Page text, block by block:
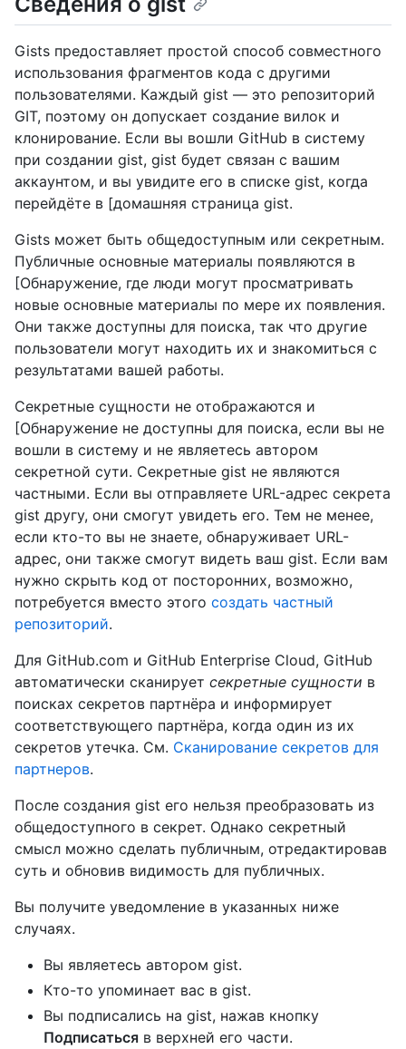
Gists предоставляет простой способ совместного
использования фрагментов кода с другими
пользователями. Каждый gist — это репозиторий
GIT, поэтому он допускает создание вилок и
клонирование. Если вы вошли GitHub в систему
при создании gist, gist будет связан с вашим
аккаунтом, и вы увидите его в списке gist, когда
перейдёте в [домашняя страница gist.
Gists может быть общедоступным или секретным.
Публичные основные материалы появляются в
[Обнаружение, где люди могут просматривать
новые основные материалы по мере их появления.
Они также доступны для поиска, так что другие
пользователи могут находить их и знакомиться с
результатами вашей работы.
Секретные сущности не отображаются и
[Обнаружение не доступны для поиска, если вы не
вошли в систему и не являетесь автором
секретной сути. Секретные gist не являются
частными. Если вы отправляете URL-адрес секрета
gist другу, они смогут увидеть его. Тем не менее,
если кто-то вы не знаете, обнаруживает URL-
адрес, они также смогут видеть ваш gist. Если вам
нужно скрыть код от посторонних, возможно,
потребуется вместо этого создать частный
репозиторий.
Для GitHub.com и GitHub Enterprise Cloud, GitHub
автоматически сканирует секретные сущности в
поисках секретов партнёра и информирует
соответствующего партнёра, когда один из их
секретов утечка. См. Сканирование секретов для
партнеров.
После создания gist его нельзя преобразовать из
общедоступного в секрет. Однако секретный
смысл можно сделать публичным, отредактировав
суть и обновив видимость для публичных.
Вы получите уведомление в указанных ниже
случаях.
Вы являетесь автором gist.
Кто-то упоминает вас в gist.
Вы подписались на gist, нажав кнопку
Подписаться в верхней его части.